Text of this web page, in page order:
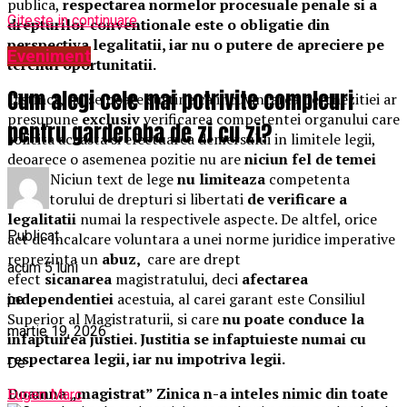
publica, respectarea normelor procesuale penale si a
drepturilor conventionale este o obligatie din
perspectiva legalitatii, iar nu o putere de apreciere pe
terenul oportunitatii.
Distinct, nu se poate sustine ca incuvintarea perchezitiei ar
presupuneexclusivverificarea competentei organului care
solicita aceasta si efectuarea demersului in limitele legii,
deoarece o asemenea pozitie nu areniciun fel de temei
legal. Niciun text de legenu limiteaza competenta
judecatorului de drepturi si libertati de verificare a
legalitatii numai la respectivele aspecte. De altfel, orice
act de incalcare voluntara a unei norme juridice imperative
reprezinta un abuz, care are drept
efect sicanarea magistratului, deci afectarea
independentiei acestuia, al carei garant este Consiliul
Superior al Magistraturii, si carenu poate conduce la
infaptuirea justiei. Justitia se infaptuieste numai cu
respectarea legii, iar nu impotriva legii.
Doamna „magistrat” Zinica n-a inteles nimic din toate
Citeste in continuare
Eveniment
Cum alegi cele mai potrivite compleuri
pentru garderoba de zi cu zi?
Publicat
acum 5 luni
pe
martie 19, 2026
De
Eugen Marc